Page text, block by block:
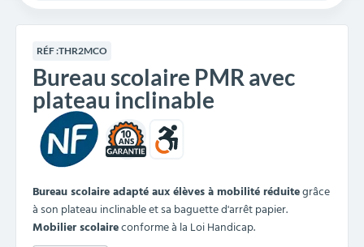
RÉF :THR2MCO
Bureau scolaire PMR avec
plateau inclinable
10
Bureau scolaire adapté aux élèves à mobilité réduitegrâce
à son plateau inclinable et sa baguette d'arrêt papier.
Mobilier scolaireconforme à la Loi Handicap.